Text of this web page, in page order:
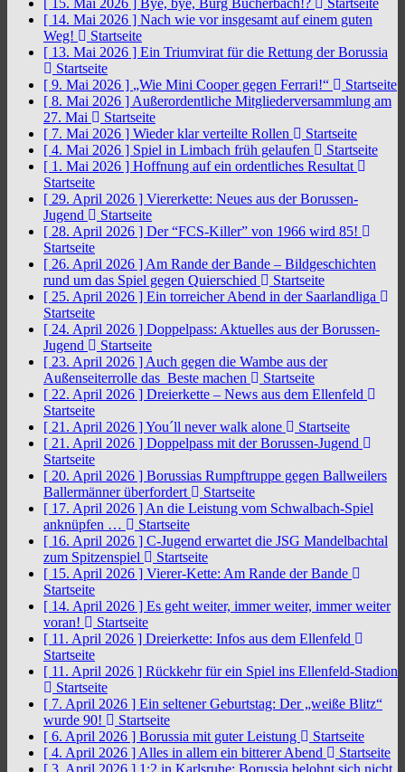
[ 15. Mai 2026 ] Bye, bye, Burg Bucherbach!?
Startseite
[ 14. Mai 2026 ] Nach wie vor insgesamt auf einem guten
Weg!
Startseite
[ 13. Mai 2026 ] Ein Triumvirat für die Rettung der Borussia
Startseite
[ 9. Mai 2026 ] „Wie Mini Cooper gegen Ferrari!“
Startseite
[ 8. Mai 2026 ] Außerordentliche Mitgliederversammlung am
27. Mai
Startseite
[ 7. Mai 2026 ] Wieder klar verteilte Rollen
Startseite
[ 4. Mai 2026 ] Spiel in Limbach früh gelaufen
Startseite
[ 1. Mai 2026 ] Hoffnung auf ein ordentliches Resultat
Startseite
[ 29. April 2026 ] Viererkette: Neues aus der Borussen-
Jugend
Startseite
[ 28. April 2026 ] Der “FCS-Killer” von 1966 wird 85!
Startseite
[ 26. April 2026 ] Am Rande der Bande – Bildgeschichten
rund um das Spiel gegen Quierschied
Startseite
[ 25. April 2026 ] Ein torreicher Abend in der Saarlandliga
Startseite
[ 24. April 2026 ] Doppelpass: Aktuelles aus der Borussen-
Jugend
Startseite
[ 23. April 2026 ] Auch gegen die Wambe aus der
Außenseiterrolle das Beste machen
Startseite
[ 22. April 2026 ] Dreierkette – News aus dem Ellenfeld
Startseite
[ 21. April 2026 ]You´ll never walk alone
Startseite
[ 21. April 2026 ] Doppelpass mit der Borussen-Jugend
Startseite
[ 20. April 2026 ] Borussias Rumpftruppe gegen Ballweilers
Ballermänner überfordert
Startseite
[ 17. April 2026 ] An die Leistung vom Schwalbach-Spiel
anknüpfen …
Startseite
[ 16. April 2026 ] C-Jugend erwartet die JSG Mandelbachtal
zum Spitzenspiel
Startseite
[ 15. April 2026 ] Vierer-Kette: Am Rande der Bande
Startseite
[ 14. April 2026 ] Es geht weiter, immer weiter, immer weiter
voran!
Startseite
[ 11. April 2026 ] Dreierkette: Infos aus dem Ellenfeld
Startseite
[ 11. April 2026 ] Rückkehr für ein Spiel ins Ellenfeld-Stadion
Startseite
[ 7. April 2026 ] Ein seltener Geburtstag: Der „weiße Blitz“
wurde 90!
Startseite
[ 6. April 2026 ] Borussia mit guter Leistung
Startseite
[ 4. April 2026 ] Alles in allem ein bitterer Abend
Startseite
[ 3. April 2026 ] 1:2 in Karlsruhe: Borussia belohnt sich nicht